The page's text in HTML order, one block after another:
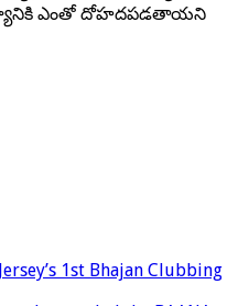
ఎంతో దోహదపడతాయని
1st Bhajan Clubbing